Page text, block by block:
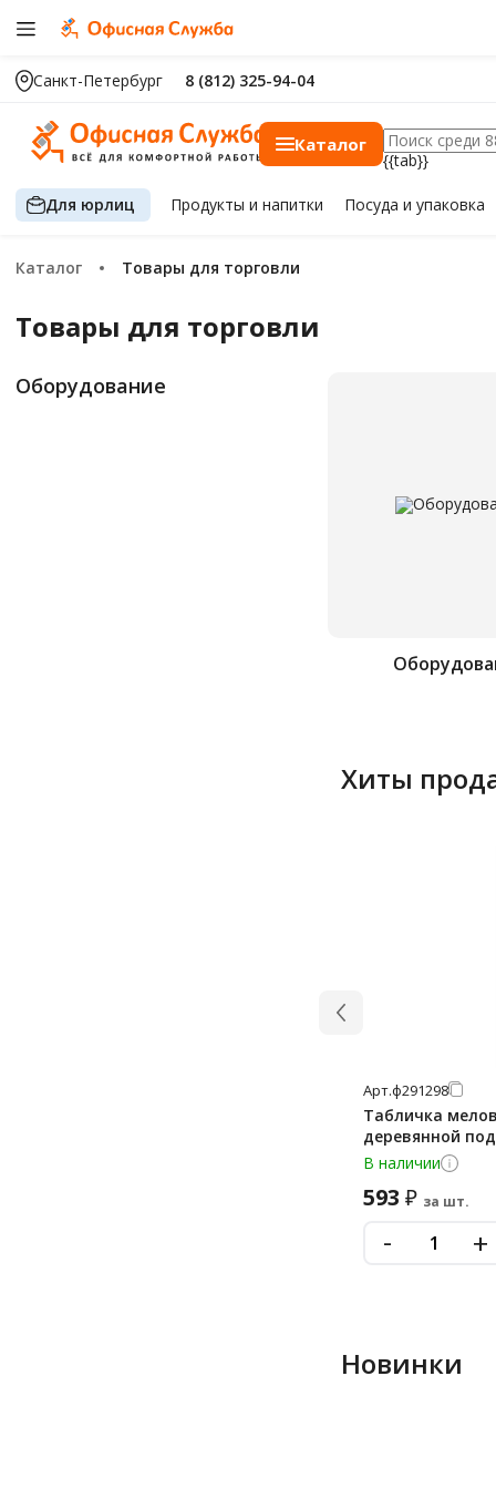
Санкт-Петербург 8 (812) 325-94-04
Каталог
{{tab}}
Для юрлиц Продуктыи напитки Посуда и упаковка
Каталог Товары для торговли
Товары для торговли
Оборудование
Хиты
Арт.ф291298
Табличка
деревянной
В наличии
593 ₽ за шт.
- +
Новинки